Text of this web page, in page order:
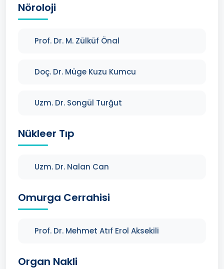
Nöroloji
Prof. Dr. M. Zülküf Önal
Doç. Dr. Müge Kuzu Kumcu
Uzm. Dr. Songül Turğut
Nükleer Tıp
Uzm. Dr. Nalan Can
Omurga Cerrahisi
Prof. Dr. Mehmet Atıf Erol Aksekili
Organ Nakli